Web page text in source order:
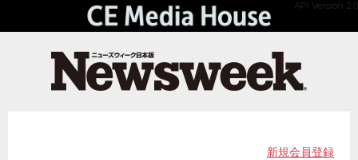
API Version 2.0
新規会員登録